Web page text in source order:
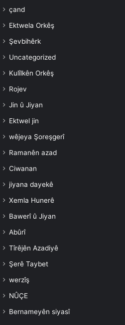
çand
Ektwela Orkêş
Şevbihêrk
Uncategorized
Kulîlkên Orkêş
Rojev
Jin û Jiyan
Ektwel jin
wêjeya Şoreşgerî
Ramanên azad
Ciwanan
jiyana dayekê
Xemla Hunerê
Bawerî û Jiyan
Abûrî
Tîrêjên Azadiyê
Şerê Taybet
werzîş
NÛÇE
Bernameyên siyasî